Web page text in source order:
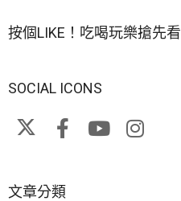
按個LIKE！吃喝玩樂搶先看
SOCIAL ICONS
文章分類